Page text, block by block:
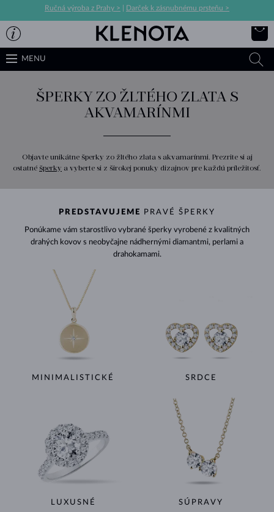
Ručná výroba z Prahy > Darček k zásnubnému prsteňu >
MENU
ŠPERKY ZO ŽLTÉHO ZLATA S
AKVAMARÍNMI
Objavte unikátne šperky zo žltého zlata s akvamarínmi. Prezrite si aj
ostatné šperky a vyberte si z širokej ponuky dizajnov pre každú príležitosť.
PREDSTAVUJEME PRAVÉ ŠPERKY
Ponúkame vám starostlivo vybrané šperky vyrobené z kvalitných
drahých kovov s neobyčajne nádhernými diamantmi, perlami a
drahokamami.
MINIMALISTICKÉ SRDCE
LUXUSNÉ SÚPRAVY